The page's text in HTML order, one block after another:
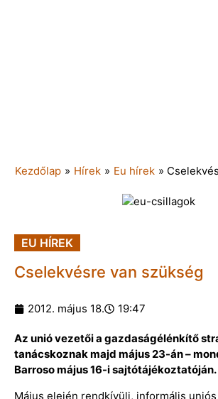
Kezdőlap » Hírek » Eu hírek »
EU HÍREK
Cselekvésre van szükség
2012. május 18. 19:47
Az unió vezetői a gazdaságélénkítő
tanácskoznak majd május 23-án –
Barroso május 16-i sajtótájékoztatóján.
Május elején rendkívüli, informális